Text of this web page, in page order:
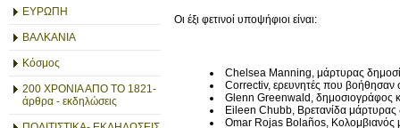
ΕΥΡΩΠΗ
ΒΑΛΚΑΝΙΑ
Κόσμος
200 ΧΡΟΝΙΑ ΑΠΟ ΤΟ 1821-
άρθρα - εκδηλώσεις
Οι έξι φετινοί υποψήφιοι είναι:
Chelsea Manning, μάρτυρας
Correctiv, ερευνητές που
Glenn Greenwald, δημοσιογράφος
Eileen Chubb, Βρετανίδα μάρτυρας
Omar Rojas Bolaños, Κολομβιανός